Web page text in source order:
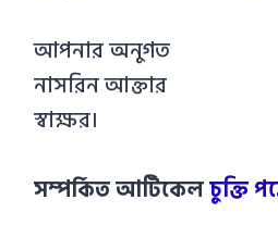
আপনার অনুগত
নাসরিন আক্তার
স্বাক্ষর।
সম্পর্কিত আর্টিকেলচুক্তি